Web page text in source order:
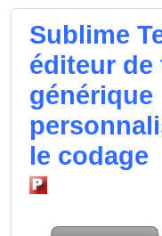
Sublime
éditeur de
générique
le codage